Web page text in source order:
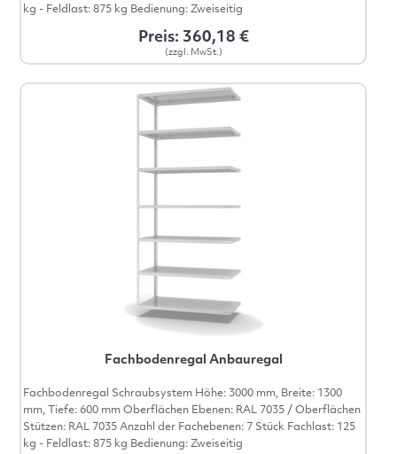
kg - Feldlast: 875 kg Bedienung: Zweiseitig
Preis: 360,18 €
(zzgl. MwSt.)
Fachbodenregal Anbauregal
Fachbodenregal Schraubsystem Höhe: 3000 mm, Breite: 1300
mm, Tiefe: 600 mm Oberflächen Ebenen: RAL 7035 / Oberflächen
Stützen: RAL 7035 Anzahl der Fachebenen: 7 Stück Fachlast: 125
kg - Feldlast: 875 kg Bedienung: Zweiseitig